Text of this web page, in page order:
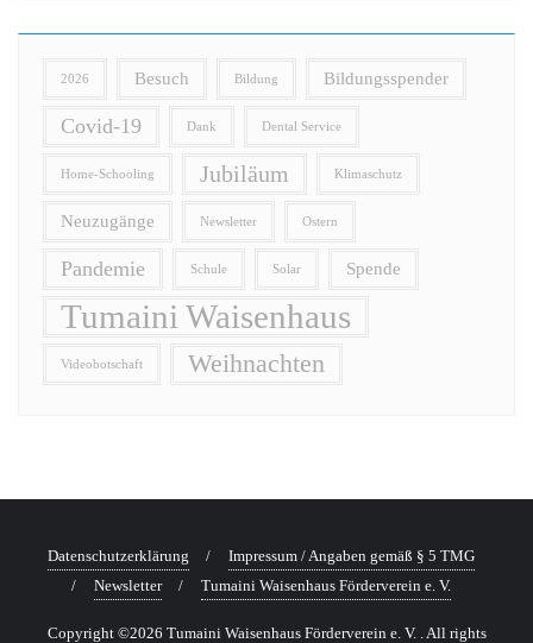
2026 Besuch Bildung Bildungsspender
Covid-19 Dank Dental Service
Home-Schooling Jubiläum Klimaschutz
Neuzugänge Newsletter Ostern
Pandemie Schule Solar Spende
Tumaini Waisenhaus
Videobotschaft Weihnachten
Datenschutzerklärung
Impressum / Angaben gemäß § 5 TMG
Newsletter
Tumaini Waisenhaus Förderverein e. V.
Copyright ©2026 Tumaini Waisenhaus Förderverein e. V. . All rights